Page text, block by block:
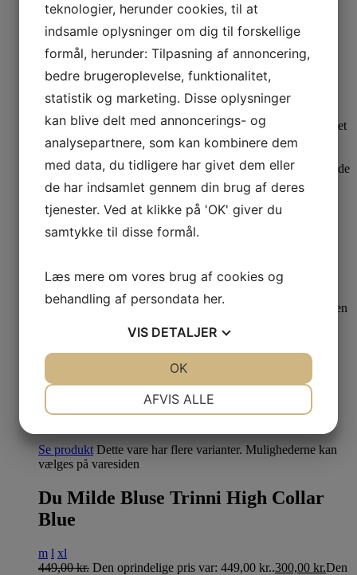
Ofelia Bluse debbie Black
M L XL
XXL
299,00
kr.
20%
Last one
Se produktDette vare har flere varianter. Mulighederne kan
vælges på varesiden
249,95kr. Den oprindelige pris var: 249,95 kr..
Den
33%
Se produkt Dette vare har flere varianter. Mulighederne kan
vælges på varesiden
Du Milde Bluse Trinni High Collar
Blue
m l xl
449,00kr. Den oprindelige pris var: 449,00 kr..300,00 kr.Den
teknologier, herunder cookies, til at
indsamle oplysninger om dig til forskellige
formål, herunder: Tilpasning af annoncering,
bedre brugeroplevelse, funktionalitet,
statistik og marketing. Disse oplysninger
kan blive delt med annoncerings- og
analysepartnere, som kan kombinere dem
med data, du tidligere har givet dem eller
de har indsamlet gennem din brug af deres
tjenester. Ved at klikke på 'OK' giver du
samtykke til disse formål.
Læs mere om vores brug af cookies og
behandling af persondata her.
VIS DETALJER
MARKETING STATISTIK
AFVIS ALLE
OK